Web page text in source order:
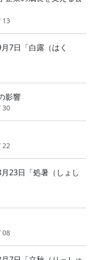
13
7日「白露（はく
影響
30
22
23日「処暑（しょし
08